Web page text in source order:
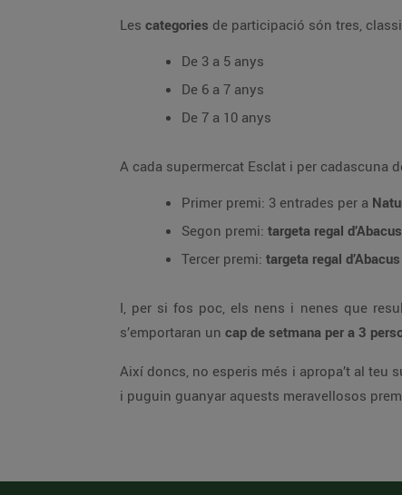
Les categories de participació són tres,
De 3 a 5 anys
De 6 a 7 anys
De 7 a 10 anys
A cada supermercat Esclat i per cadascuna
Primer premi: 3 entrades per a
Segon premi: targeta regal d’Abacus
Tercer premi: targeta regal d’Abacus
I, per si fos poc, els nens i nenes que
s’emportaran un cap de setmana per a 3
Així doncs, no esperis més i apropa’t al teu
i puguin guanyar aquests meravellosos